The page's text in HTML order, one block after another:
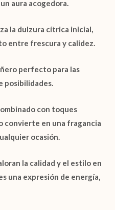
aura acogedora.
la dulzura cítrica inicial,
entre frescura y calidez.
perfecto para las
posibilidades.
con toques
convierte en una fragancia
ocasión.
la calidad y el estilo en
una expresión de energía,